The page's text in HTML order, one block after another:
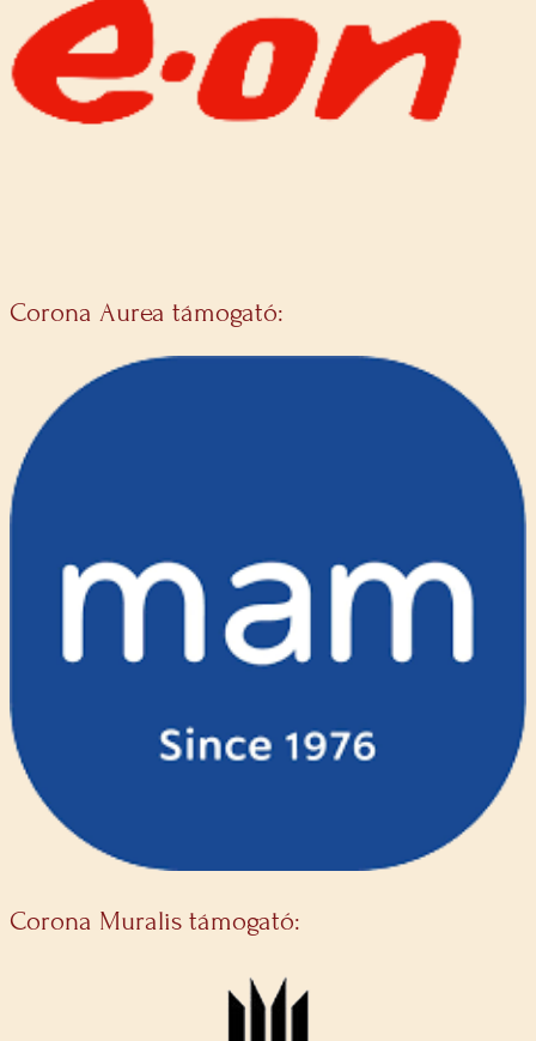
Corona Aurea támogató:
Corona Muralis támogató: